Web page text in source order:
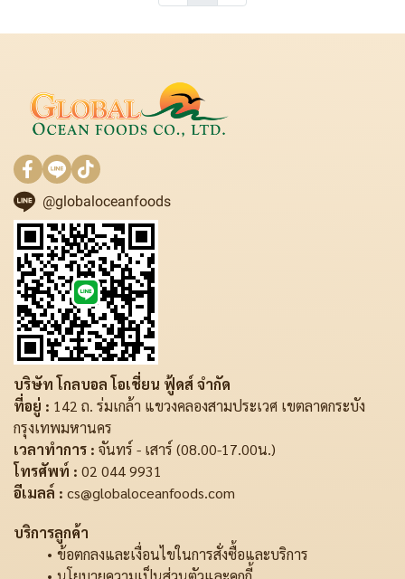
@globaloceanfoods
บริษัท โกลบอล โอเชี่ยน ฟู้ดส์ จำกัด
ที่อยู่ : 142 ถ. ร่มเกล้า แขวงคลองสามประเวศ เขตลาดกระบัง
กรุงเทพมหานคร
เวลาทำการ : จันทร์ - เสาร์ (08.00-17.00น.)
โทรศัพท์ : 02 044 9931
อีเมลล์ : cs@globaloceanfoods.com
บริการลูกค้า
ข้อตกลงและเงื่อนไขในการสั่งซื้อและบริการ